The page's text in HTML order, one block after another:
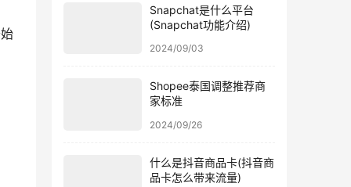
Snapchat是什么平台
(Snapchat功能介绍)
2024/09/03
Shopee泰国调整推荐商
家标准
2024/09/26
什么是抖音商品卡(抖音商
品卡怎么带来流量)